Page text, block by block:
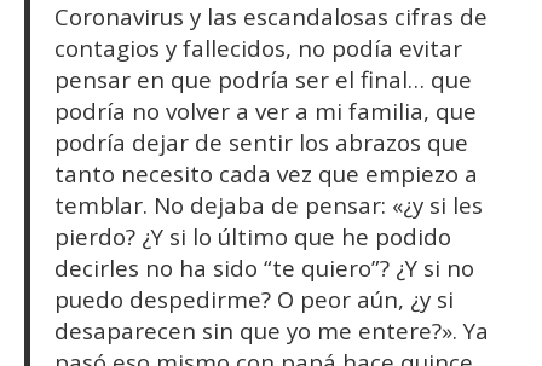
Coronavirus y las escandalosas cifras de
contagios y fallecidos, no podía evitar
pensar en que podría ser el final… que
podría no volver a ver a mi familia, que
podría dejar de sentir los abrazos que
tanto necesito cada vez que empiezo a
temblar. No dejaba de pensar: «¿y si les
pierdo? ¿Y si lo último que he podido
decirles no ha sido “te quiero”? ¿Y si no
puedo despedirme? O peor aún, ¿y si
desaparecen sin que yo me entere?». Ya